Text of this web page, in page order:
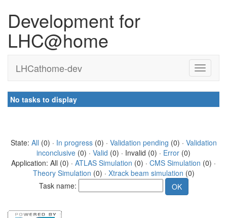
Development for
LHC@home
LHCathome-dev
No tasks to display
State: All (0) · In progress(0) · Validation pending (0) · Validation
inconclusive (0) · Valid (0) · Invalid (0) · Error (0)
Application: All (0) · ATLAS Simulation (0) · CMS Simulation (0) ·
Theory Simulation (0) · Xtrack beam simulation (0)
Task name: